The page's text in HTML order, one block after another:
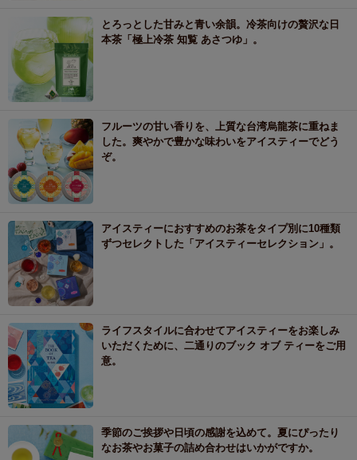
とろっとした甘みと青い余韻。冷茶向けの贅沢な日
本茶「極上冷茶 知覧 あさつゆ」。
フルーツの甘い香りを、上質な台湾烏龍茶に重ねま
した。爽やかで豊かな味わいをアイスティーでどう
ぞ。
アイスティーにおすすめのお茶をタイプ別に10種類
ずつセレクトした「アイスティーセレクション」。
ライフスタイルに合わせてアイスティーをお楽しみ
いただくために、二通りのブック オブ ティーをご用
意。
季節のご挨拶や日頃の感謝を込めて。夏にぴったり
なお茶やお菓子の詰め合わせはいかがですか。